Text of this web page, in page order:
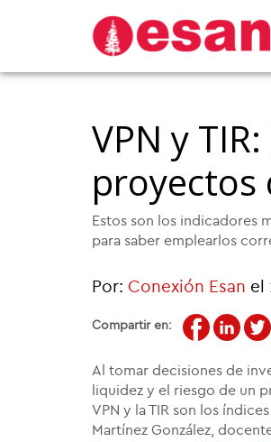
VPN y
proyectos
Estos son los indicadores
para saber emplearlos
Por: Conexión Esan el
Compartir en:
Al tomar decisiones de
liquidez y el riesgo de un
VPN y la TIR son los
Martínez González,